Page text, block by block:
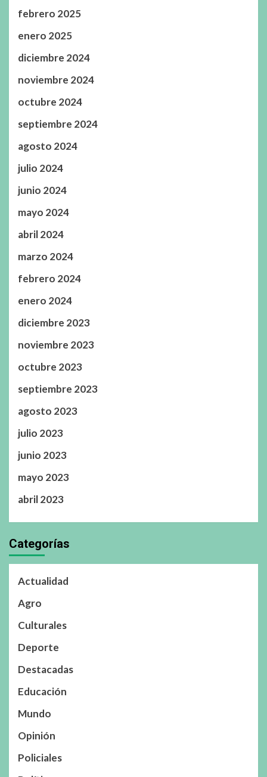
febrero 2025
enero 2025
diciembre 2024
noviembre 2024
octubre 2024
septiembre 2024
agosto 2024
julio 2024
junio 2024
mayo 2024
abril 2024
marzo 2024
febrero 2024
enero 2024
diciembre 2023
noviembre 2023
octubre 2023
septiembre 2023
agosto 2023
julio 2023
junio 2023
mayo 2023
abril 2023
Categorías
Actualidad
Agro
Culturales
Deporte
Destacadas
Educación
Mundo
Opinión
Policiales